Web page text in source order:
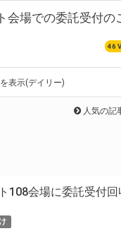
会場での委託受付の
46
表示(デイリー)
人気の記
108会場に委託受付回